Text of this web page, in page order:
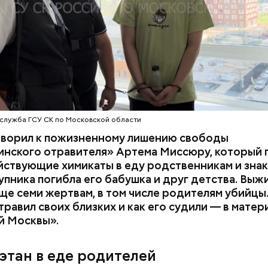
ГСУ СК по Московской области
к пожизненному лишению свободы
отравителя» Артема Миссюру, который
химикаты в еду родственникам и
погибла его бабушка и друг детства.
семи жертвам, в том числе родителям
своих близких и как его судили — в
Москвы».
в еде родителей
факту СК возбудилуголовное делопо двум
и «Незаконный оборот оружия». Расследование
делавзял на контроль